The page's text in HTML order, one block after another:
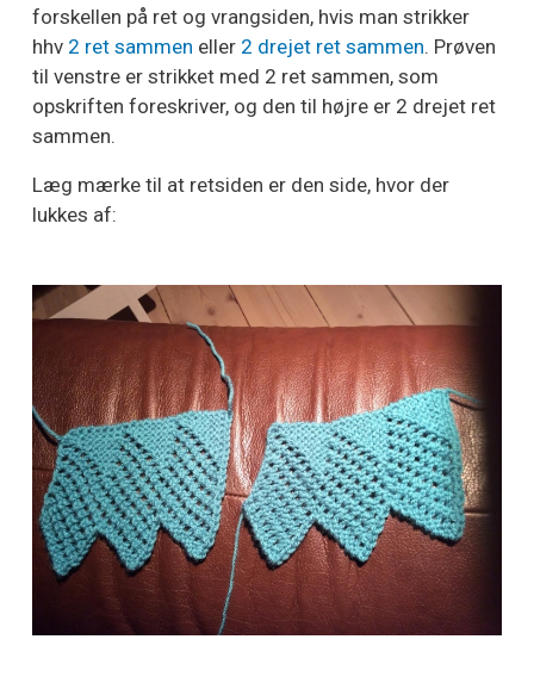
forskellen på ret og vrangsiden, hvis man strikker
hhv 2 ret sammen eller 2 drejet ret sammen. Prøven
til venstre er strikket med 2 ret sammen, som
opskriften foreskriver, og den til højre er 2 drejet ret
sammen.
Læg mærke til at retsiden er den side, hvor der
lukkes af: